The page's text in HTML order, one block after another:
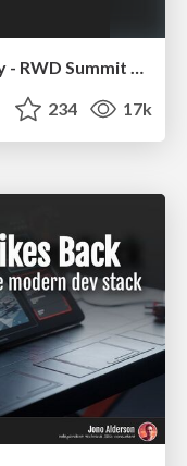
Fight the Zombie Pattern Library - RWD Summit 2016
234 17k